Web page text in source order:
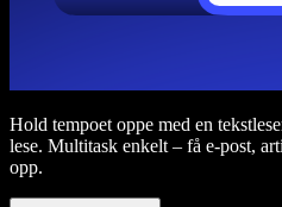
Hold tempoet oppe med en
lese. Multitask enkelt – få e-post,
opp.